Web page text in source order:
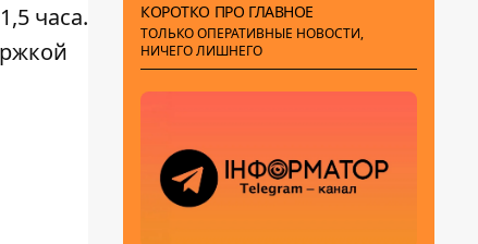
часа.
КОРОТКО ПРО ГЛАВНОЕ
ТОЛЬКО ОПЕРАТИВНЫЕ НОВОСТИ,
НИЧЕГО ЛИШНЕГО